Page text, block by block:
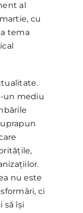
al
cu
tema
un mediu
nu este
ci
să își